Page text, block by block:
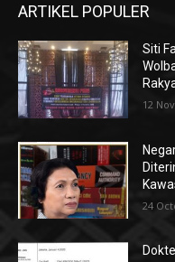
ARTIKEL POPULER
Siti
12
24